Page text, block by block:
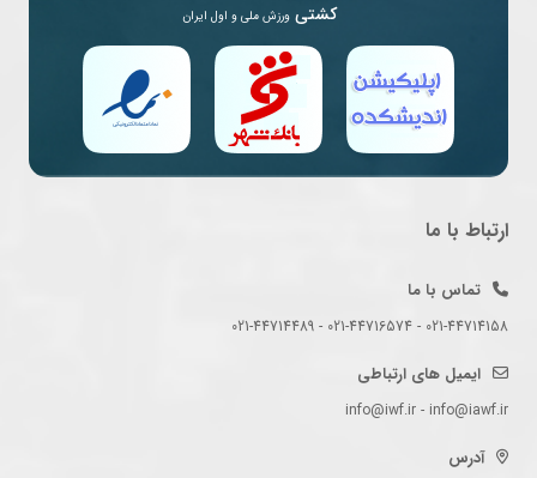
کشتی ورزش ملی و اول ایران
ارتباط با ما
تماس با ما
021-44714158 - 021-44716574 - 021-44714489
ایمیل های ارتباطی
info@iwf.ir - info@iawf.ir
آدرس